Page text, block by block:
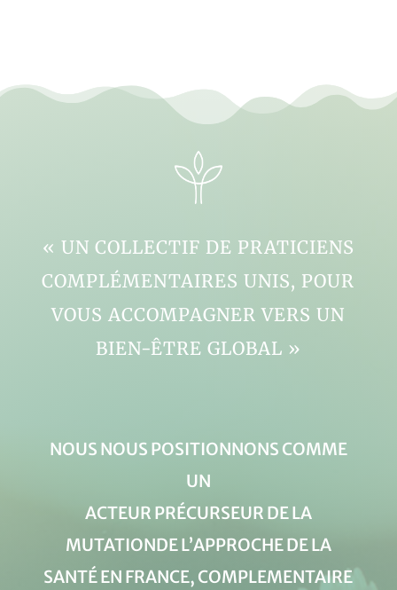
« UN COLLECTIF DE PRATICIENS
COMPLÉMENTAIRES UNIS, POUR
VOUS ACCOMPAGNER VERS UN
BIEN-ÊTRE GLOBAL »
NOUS NOUS POSITIONNONS COMME
UN
ACTEUR PRÉCURSEUR DE LA
MUTATIONDE L’APPROCHE DE LA
SANTÉ EN FRANCE, COMPLEMENTAIRE